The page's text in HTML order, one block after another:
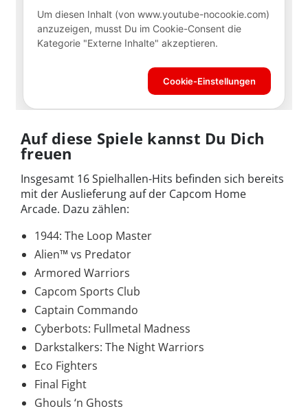
Auf diese Spiele kannst Du Dich
freuen
Insgesamt 16 Spielhallen-Hits befinden sich bereits
mit der Auslieferung auf der Capcom Home
Arcade. Dazu zählen:
1944: The Loop Master
Alien™ vs Predator
Armored Warriors
Capcom Sports Club
Captain Commando
Cyberbots: Fullmetal Madness
Darkstalkers: The Night Warriors
Eco Fighters
Final Fight
Ghouls ‘n Ghosts